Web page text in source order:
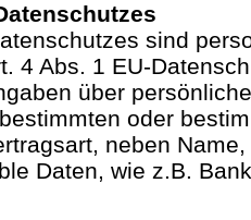
sind
4 Abs. 1 EU-
über
oder
neben
Daten, wie z.B.